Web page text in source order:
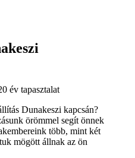
év tapasztalat
Dunakeszi kapcsán?
örömmel segít önnek
több, mint két
mögött állnak az ön